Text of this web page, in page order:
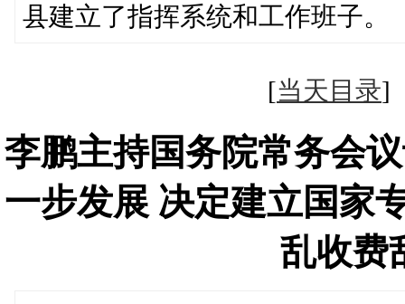
县建立了指挥系统和工作班子。
[当天目录
李鹏主持国务院常务会
一步发展 决定建立国家
乱收费